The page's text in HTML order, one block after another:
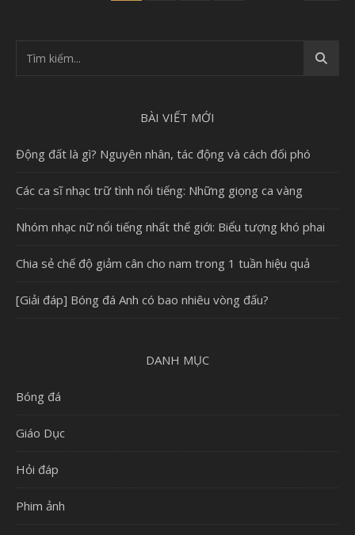
BÀI VIẾT MỚI
Động đất là gì? Nguyên nhân, tác động và cách đối phó
Các ca sĩ nhạc trữ tình nổi tiếng: Những giọng ca vàng
Nhóm nhạc nữ nổi tiếng nhất thế giới: Biểu tượng khó phai
Chia sẻ chế độ giảm cân cho nam trong 1 tuần hiệu quả
[Giải đáp] Bóng đá Anh có bao nhiêu vòng đấu?
DANH MỤC
Bóng đá
Giáo Dục
Hỏi đáp
Phim ảnh